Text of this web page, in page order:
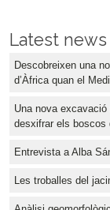
Latest news
Descobreixen una
d’Àfrica quan el
Una nova excavació
desxifrar els boscos
Entrevista a Alba
Les troballes del